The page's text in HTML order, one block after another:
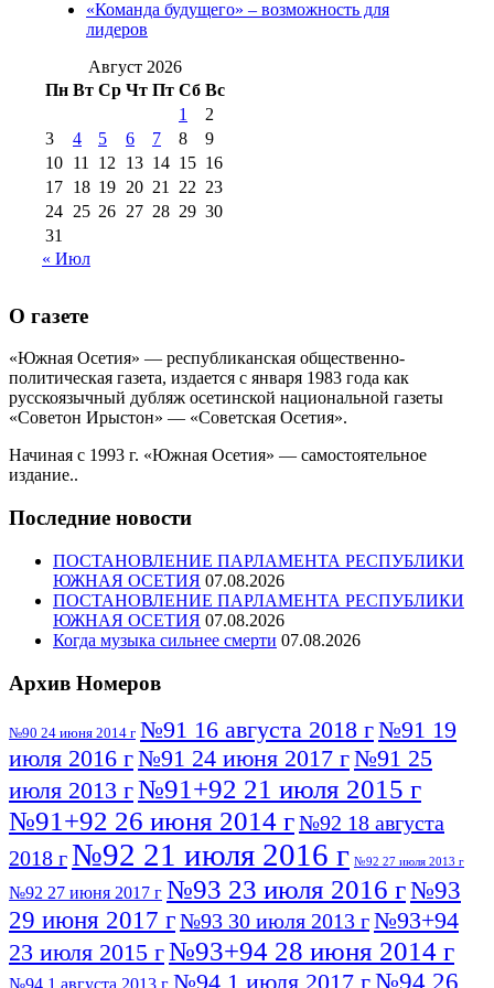
августа 2012 г(14) №98+99 11 июля
2017 г(9)
2016 г(12) №99 8 июля 2014 г
августа 2012 г(11)
августа 2013 г
(12)
«Команда будущего» – возможность для
лидеров
Август 2026
Пн Вт Ср Чт Пт Сб Вс
1
2
3
4 5 6 7 8
9
10 11 12 13 14 15 16
17 18 19 20 21 22 23
24 25 26 27 28 29 30
31
« Июл
О газете
«Южная Осетия» — республиканская общественно-
политическая газета, издается с января 1983 года как
русскоязычный дубляж осетинской национальной газеты
«Советон Ирыстон» — «Советская Осетия».
Начиная с 1993 г. «Южная Осетия» — самостоятельное
издание..
Последние новости
ПОСТАНОВЛЕНИЕ ПАРЛАМЕНТА РЕСПУБЛИКИ
ЮЖНАЯ ОСЕТИЯ 07.08.2026
ПОСТАНОВЛЕНИЕ ПАРЛАМЕНТА РЕСПУБЛИКИ
ЮЖНАЯ ОСЕТИЯ 07.08.2026
Когда музыка сильнее смерти 07.08.2026
Архив Номеров
№90 24 июня 2014 г №91 16 августа 2018 г№91 19
июля 2016 г№91 24 июня 2017 г№91 25
июля 2013 г№91+92 21 июля 2015 г
№91+92 26 июня 2014 г№92 18 августа
2018 г№92 21 июля 2016 г №92 27 июля 2013 г
№92 27 июня 2017 г №93 23 июля 2016 г№93
29 июня 2017 г№93 30 июля 2013 г№93+94
23 июля 2015 г№93+94 28 июня 2014 г
№94 1 июля 2017 г№94 26